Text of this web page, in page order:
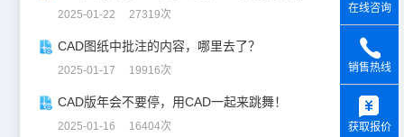
2025-01-22 27319次
CAD图纸中批注的内容，哪里去了？
2025-01-17 19916次
CAD版年会不要停，用CAD一起来跳舞！
2025-01-16 16404次
在线咨询
销售热线
获取报价